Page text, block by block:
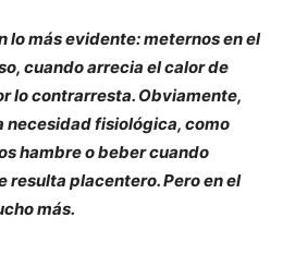
lo más evidente: meternos en el
cuando arrecia el calor de
lo contrarresta. Obviamente,
necesidad fisiológica, como
hambre o beber cuando
resulta placentero. Pero en el
más.